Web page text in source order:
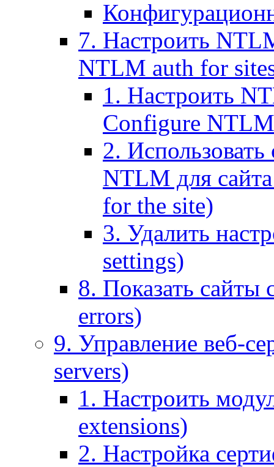
7. Настроить
NTLM auth for
1. Настроить
Configure
2.
NTLM для
for the site)
3. Удалить
settings)
8. Показать
errors)
9. Управление веб-
servers)
1. Настроить
extensions)
2. Настройка